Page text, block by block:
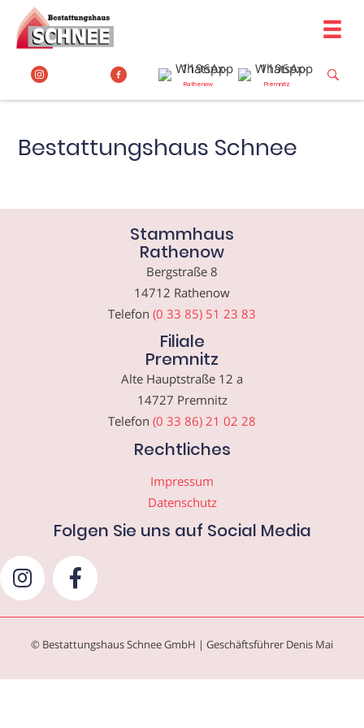
Inhalt
springen
Rathenow Premnitz
Bestattungshaus Schnee
Stammhaus
Rathenow
Bergstraße 8
14712 Rathenow
Telefon (0 33 85) 51 23 83
Filiale
Premnitz
Alte Hauptstraße 12 a
14727 Premnitz
Telefon (0 33 86) 21 02 28
Rechtliches
Impressum
Datenschutz
Folgen Sie uns auf Social Media
© Bestattungshaus Schnee GmbH | Geschäftsführer Denis Mai